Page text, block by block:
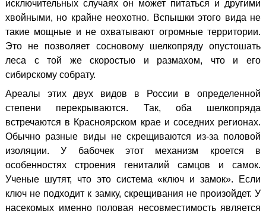
исключительных случаях он может питаться и другими
хвойными, но крайне неохотно. Вспышки этого вида не
такие мощные и не охватывают огромные территории.
Это не позволяет сосновому шелкопряду опустошать
леса с той же скоростью и размахом, что и его
сибирскому собрату.
Ареалы этих двух видов в России в определенной
степени перекрываются. Так, оба шелкопряда
встречаются в Красноярском крае и соседних регионах.
Обычно разные виды не скрещиваются из-за половой
изоляции. У бабочек этот механизм кроется в
особенностях строения гениталий самцов и самок.
Ученые шутят, что это система «ключ и замок». Если
ключ не подходит к замку, скрещивания не произойдет. У
насекомых именно половая несовместимость является